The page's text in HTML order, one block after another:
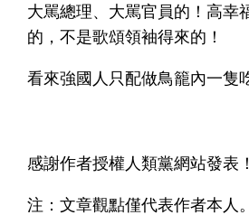
大駡總理、大駡官員的！高幸
的，不是歌頌領袖得來的！
看來強國人只配做鳥籠內一隻
感謝作者授權人類黨網站發表！
注：文章觀點僅代表作者本人。